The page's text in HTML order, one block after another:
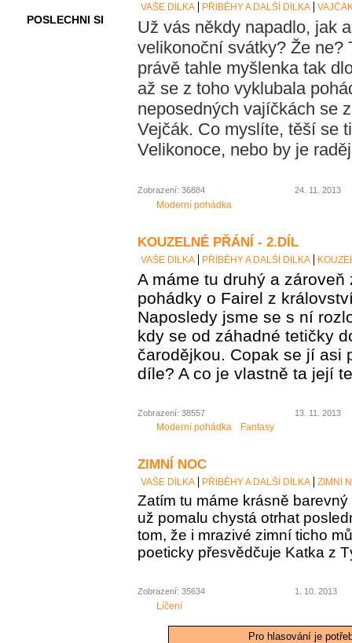
POSLECHNI SI
VAŠE DÍLKA PŘÍBĚHY A DALŠÍ DÍLKA
Už vás někdy napadlo, jak
velikonoční svátky? Že ne?
právě tahle myšlenka tak
až se z toho vyklubala
neposedných vajíčkách se
Vejčák. Co myslíte, těší se
Velikonoce, nebo by je
Zobrazení: 36884 24. 11. 2013
Moderní pohádka
KOUZELNÉ PŘÁNÍ - 2.DÍL
VAŠE DÍLKA PŘÍBĚHY A DALŠÍ DÍLKA
A máme tu druhý a zároveň
pohádky o Fairel z
Naposledy jsme se s ní
kdy se od záhadné tetičky
čarodějkou. Copak se jí asi
díle? A co je vlastně ta její
Zobrazení: 38557 13. 11. 2013
Moderní pohádka Fantasy
ZIMNÍ NOC
VAŠE DÍLKA PŘÍBĚHY A DALŠÍ DÍLKA ZIMNÍ
Zatím tu máme krásně
už pomalu chystá otrhat
tom, že i mrazivé zimní ticho
poeticky přesvědčuje Katka z
Zobrazení: 35634 1. 10. 2013
Líčení
Pro hlasování je